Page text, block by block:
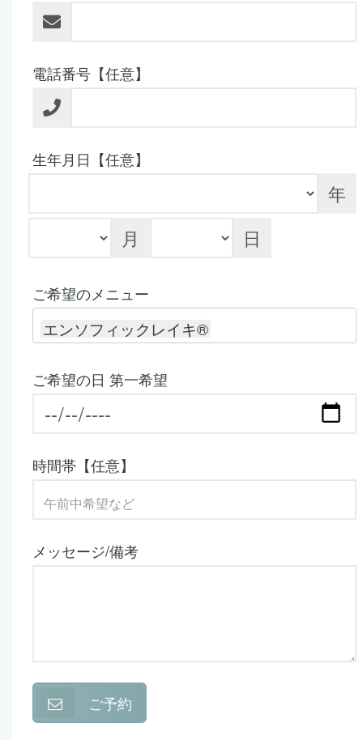
電話番号【任意】
生年月日【任意】
年
月
日
ご希望のメニュー
エンソフィックレイキ®
ご希望の日 第一希望
時間帯【任意】
メッセージ/備考
ご予約